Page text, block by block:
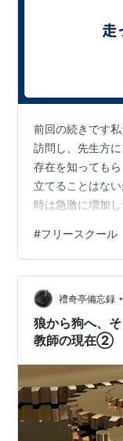
前回の続きです
訪問し、先生方
存在を知っても
立てることはな
時は急激に増加
県・市町の教育
れ、学校現場で
知っていてもそ
も時間もなかっ
護者と電話や家
んどだったと思
#フリースクール
禮奇亭備忘録 •
狼から狗へ、
教師の現在②